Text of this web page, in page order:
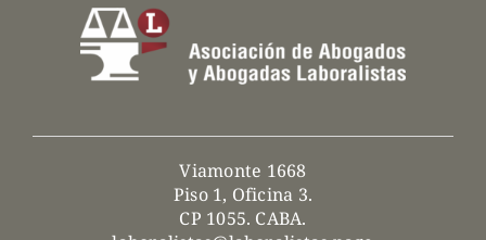
Viamonte 1668
Piso 1, Oficina 3.
CP 1055. CABA.